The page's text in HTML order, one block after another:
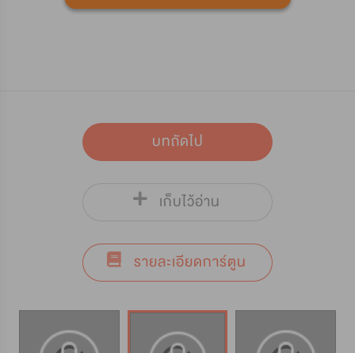
บทถัดไป
เก็บไว้อ่าน
รายละเอียดการ์ตูน